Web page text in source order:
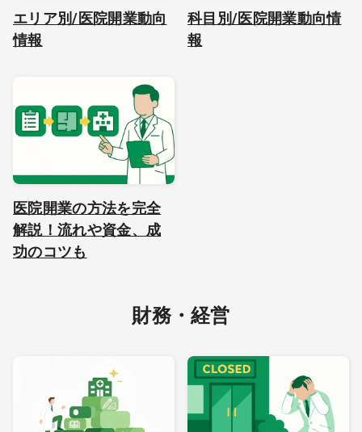
エリア別/医院開業動向
情報
科目別/医院開業動向情
報
医院開業の方法を完全
解説！流れや資金、成
功のコツも
財務・経営